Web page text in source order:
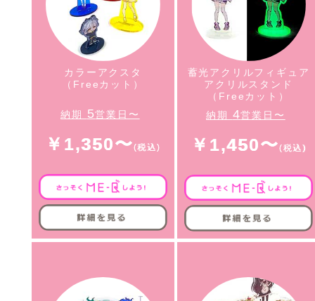
カラーアクスタ
（Freeカット）
納期 5営業日〜
￥1,350〜
蓄光アクリルフィギュア
アクリルスタンド
（Freeカット）
納期 4営業日〜
￥1,450〜